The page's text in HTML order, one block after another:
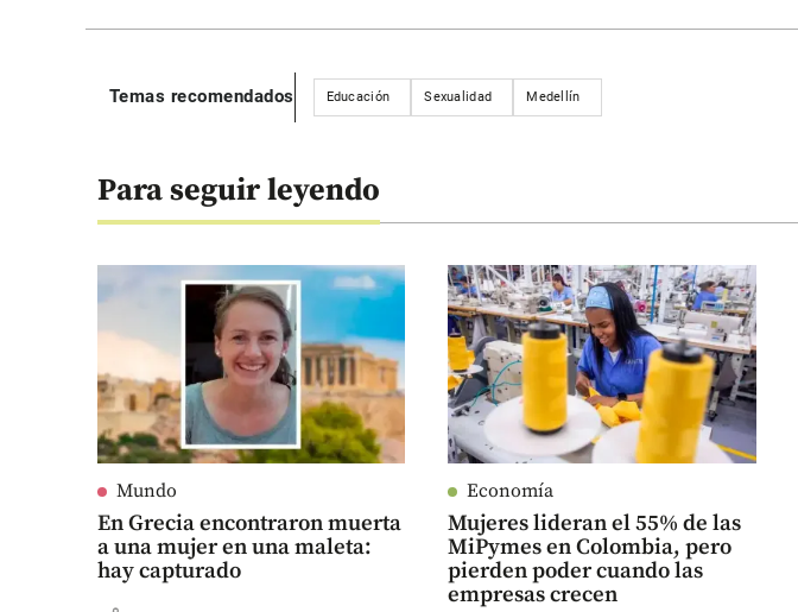
Temas recomendados Educación Sexualidad Medellín
Para seguir leyendo
Mundo
En Grecia encontraron muerta
a una mujer en una maleta:
hay capturado
Economía
Mujeres lideran el 55% de las
MiPymes en Colombia, pero
pierden poder cuando las
empresas crecen